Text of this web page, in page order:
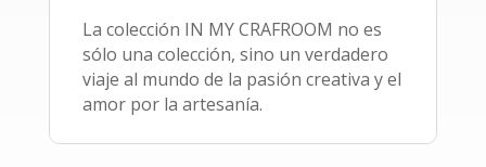
La colección IN MY CRAFROOM no es
sólo una colección, sino un verdadero
viaje al mundo de la pasión creativa y el
amor por la artesanía.